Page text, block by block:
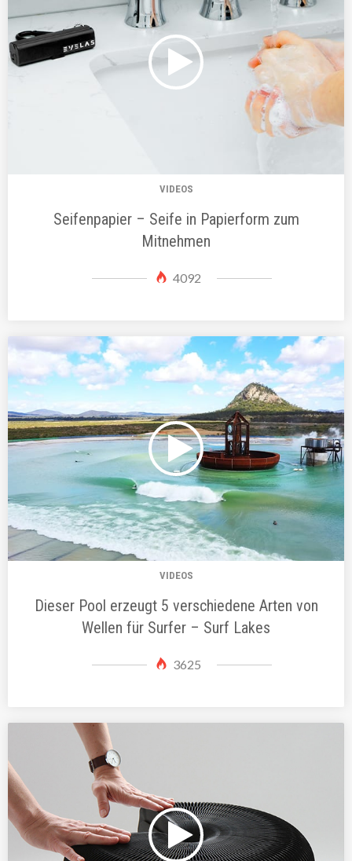
VIDEOS
Seifenpapier – Seife in Papierform zum
Mitnehmen
4092
VIDEOS
Dieser Pool erzeugt 5 verschiedene Arten von
Wellen für Surfer – Surf Lakes
3625